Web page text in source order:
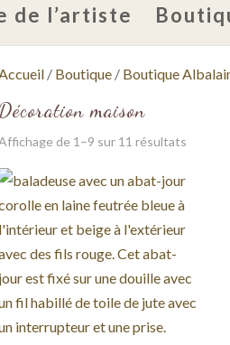
de l’artiste
/ Boutique/ Boutique
Décoration maison
de 1–9 sur 11 résultats